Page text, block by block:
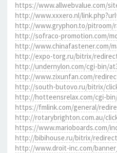
https://www.allwebvalue.com/
http://www.xxxero.nl/
http://www.gryphon.to/pitroom/
http://sofraco-promotion.com/
http://www.chinafastener.com/
http://expo-torg.ru/bitrix/
http://undernylon.com/cgi-bin/
http://www.zixunfan.com/
http://south-butovo.ru/bitrix/
http://hotteensrelax.com/cgi-
https://fmlink.com/general/
http://rotarybrighton.com.au/
https://www.marioboards.com/
http://bibihouse.ru/bitrix/
http://www.droit-inc.com/